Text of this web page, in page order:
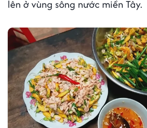
lên ở vùng sông nước miền Tây.